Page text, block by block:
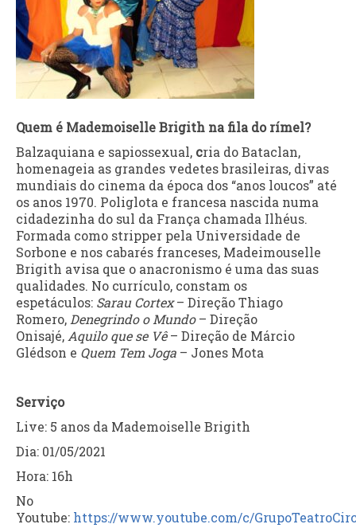
Quem é Mademoiselle Brigith na fila do rímel?
Balzaquiana e sapiossexual, cria do Bataclan,
homenageia as grandes vedetes brasileiras, divas
mundiais do cinema da época dos “anos loucos” até
os anos 1970. Poliglota e francesa nascida numa
cidadezinha do sul da França chamada Ilhéus.
Formada como stripper pela Universidade de
Sorbone e nos cabarés franceses, Madeimouselle
Brigith avisa que o anacronismo é uma das suas
qualidades. No currículo, constam os
espetáculos: Sarau Cortex– Direção Thiago
Romero, Denegrindo o Mundo– Direção
Onisajé, Aquilo que se Vê– Direção de Márcio
Glédson e Quem Tem Joga – Jones Mota
Serviço
Live: 5 anos da Mademoiselle Brigith
Dia: 01/05/2021
Hora: 16h
No
Youtube: https://www.youtube.com/c/